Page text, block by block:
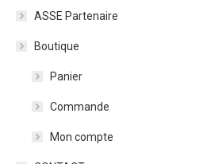
ASSE Partenaire
Boutique
Panier
Commande
Mon compte